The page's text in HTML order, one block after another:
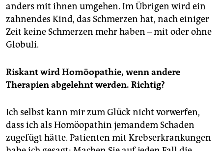
anders mit ihnen umgehen. Im Übrigen wird ein
zahnendes Kind, das Schmerzen hat, nach einiger
Zeit keine Schmerzen mehr haben – mit oder ohne
Globuli.
Riskant wird Homöopathie, wenn andere
Therapien abgelehnt werden. Richtig?
Ich selbst kann mir zum Glück nicht vorwerfen,
dass ich als Homöopathin jemandem Schaden
zugefügt hätte. Patienten mit Krebserkrankungen